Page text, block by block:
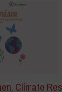
Climate